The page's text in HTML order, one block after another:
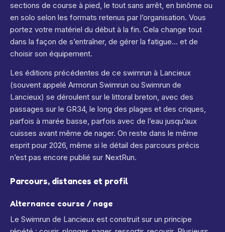
sections de course à pied, le tout sans arrêt, en binôme ou
en solo selon les formats retenus par l’organisation. Vous
portez votre matériel du début à la fin. Cela change tout
dans la façon de s’entraîner, de gérer la fatigue… et de
choisir son équipement.
Les éditions précédentes de ce swimrun à Lancieux
(souvent appelé Armorun Swimrun ou Swimrun de
Lancieux) se déroulent sur le littoral breton, avec des
passages sur le GR34, le long des plages et des criques,
parfois à marée basse, parfois avec de l’eau jusqu’aux
cuisses avant même de nager. On reste dans le même
esprit pour 2026, même si le détail des parcours précis
n’est pas encore publié sur NextRun.
Parcours, distances et profil
Alternance course / nage
Le Swimrun de Lancieux est construit sur un principe